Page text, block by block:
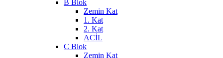
B Blok
Zemin Kat
1. Kat
2. Kat
ACİL
C Blok
Zemin Kat